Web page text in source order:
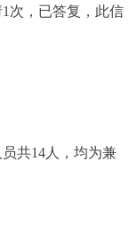
，已答复，此信
共14人，均为兼